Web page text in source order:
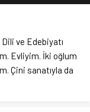
ve Edebiyatı
Evliyim. İki oğlum
Çini sanatıyla da